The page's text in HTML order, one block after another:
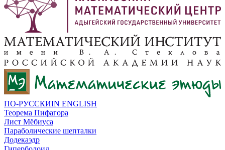
ПО-РУССКИIN ENGLISH
Теорема Пифагора
Лист Мёбиуса
Параболические шепталки
Додекаэдр